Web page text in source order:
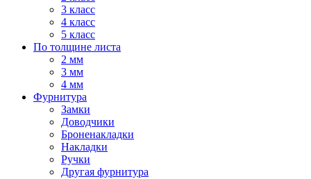
3 класс
4 класс
5 класс
По толщине листа
2 мм
3 мм
4 мм
Фурнитура
Замки
Доводчики
Броненакладки
Накладки
Ручки
Другая фурнитура